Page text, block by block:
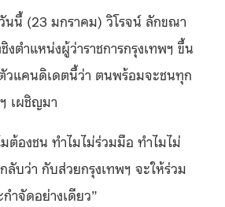
นนี้ (23 มกราคม) วิโรจน์ ลักขณา
ตำแหน่งผู้ว่าราชการกรุงเทพฯ ขึ้น
วแคนดิเดตนี้ว่า ตนพร้อมจะชนทุก
เผชิญมา
ต้องชน ทำไมไม่ร่วมมือ ทำไมไม่
บว่า กับส่วยกรุงเทพฯ จะให้ร่วม
ำจัดอย่างเดียว”